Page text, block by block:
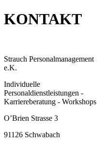
KONTAKT
Strauch Personalmanagement
e.K.
Individuelle
Personaldienstleistungen -
Karriereberatung - Workshops
O’Brien Strasse 3
91126 Schwabach